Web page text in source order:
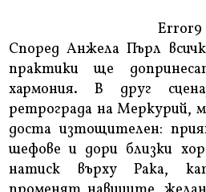
Error9
Според Анжела Пърл
практики ще
хармония. В друг
ретрограда на Меркурий,
доста изтощителен:
шефове и дори близки
натиск върху Рака,